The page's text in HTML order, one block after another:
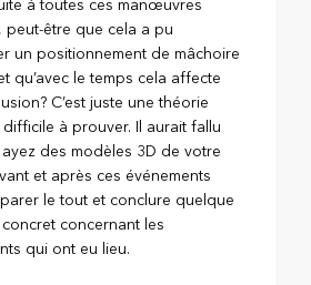
à toutes ces manœuvres
peut-être que cela a pu
un positionnement de mâchoire
qu’avec le temps cela affecte
C’est juste une théorie
difficile à prouver. Il aurait fallu
des modèles 3D de votre
et après ces événements
le tout et conclure quelque
concernant les
qui ont eu lieu.